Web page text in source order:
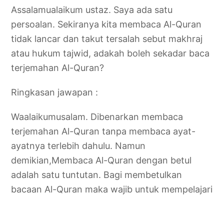
Assalamualaikum ustaz. Saya ada satu
persoalan. Sekiranya kita membaca Al-Quran
tidak lancar dan takut tersalah sebut makhraj
atau hukum tajwid, adakah boleh sekadar baca
terjemahan Al-Quran?
Ringkasan jawapan :
Waalaikumusalam. Dibenarkan membaca
terjemahan Al-Quran tanpa membaca ayat-
ayatnya terlebih dahulu. Namun
demikian,Membaca Al-Quran dengan betul
adalah satu tuntutan. Bagi membetulkan
bacaan Al-Quran maka wajib untuk mempelajari